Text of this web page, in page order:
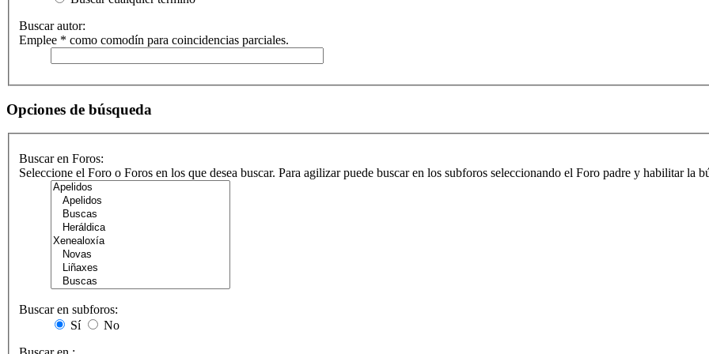
Buscar autor:
Emplee * como comodín para coincidencias parciales.
Opciones de búsqueda
Buscar en Foros:
Seleccione el Foro o Foros en los que desea buscar. Para agilizar puede buscar en los subforos seleccionando el Foro padre y habilitar la
Buscar en subforos:
Sí
No